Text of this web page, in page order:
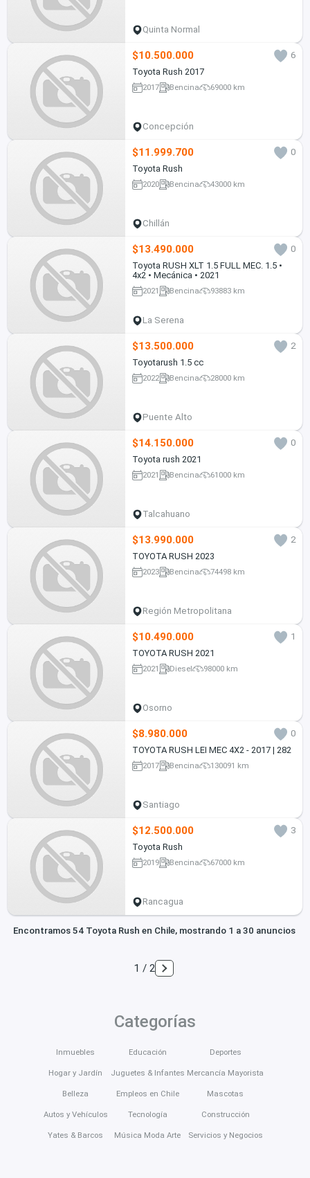
Quinta Normal
$10.500.000
6
Toyota Rush 2017
2017 Bencina 69000 km
Concepción
$11.999.700
0
Toyota Rush
2020 Bencina 43000 km
Chillán
$13.490.000
0
Toyota RUSH XLT 1.5 FULL MEC. 1.5 •
4x2 • Mecánica • 2021
2021 Bencina 93883 km
La Serena
$13.500.000
2
Toyotarush 1.5 cc
2022 Bencina 28000 km
Puente Alto
$14.150.000
0
Toyota rush 2021
2021 Bencina 61000 km
Talcahuano
$13.990.000
2
TOYOTA RUSH 2023
2023 Bencina 74498 km
Región Metropolitana
$10.490.000
1
TOYOTA RUSH 2021
2021 Diesel 98000 km
Osorno
$8.980.000
0
TOYOTA RUSH LEI MEC 4X2 - 2017 | 282
2017 Bencina 130091 km
Santiago
$12.500.000
3
Toyota Rush
2019 Bencina 67000 km
Rancagua
Encontramos 54 Toyota Rush en Chile, mostrando 1 a 30 anuncios
1 / 2
Categorías
Inmuebles
Hogar y Jardín
Belleza
Autos y Vehículos
Yates & Barcos
Educación
Juguetes & Infantes
Empleos en Chile
Tecnología
Música Moda Arte
Deportes
Mercancía Mayorista
Mascotas
Construcción
Servicios y Negocios